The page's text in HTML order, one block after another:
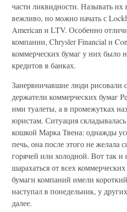
части ликвидности. Называть их
вежливо, но можно начать с
American и LTV. Особенно
компании, Chrysler Financial и
коммерческих бумаг у них было
кредитов в банках.
Занервничавшие люди рисовали
держатели коммерческих бумаг
ими туалеты, а в промежутках
юристам. Ситуация складывалась
кошкой Марка Твена: однажды
печь, она после этого не желала
горячей или холодной. Вот так и
шарахаться от всех
бумаги компаний имели
наступал в понедельник, у
далее.